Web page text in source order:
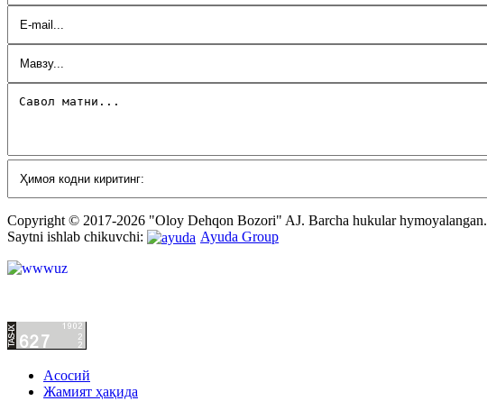
Copyright © 2017-2026 "Oloy Dehqon Bozori" AJ. Barcha hukular hymoyalangan.
Saytni ishlab chikuvchi:
Ayuda Group
Асосий
Жамият ҳақида